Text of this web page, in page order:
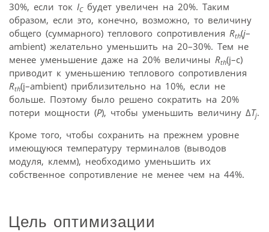
30%, если ток ICбудет увеличен на 20%. Таким
образом, если это, конечно, возможно, то величину
общего (суммарного) теплового сопротивления Rth(j–
ambient) желательно уменьшить на 20–30%. Тем не
менее уменьшение даже на 20% величины Rth(j–c)
приводит к уменьшению теплового сопротивления
Rth(j–ambient) приблизительно на 10%, если не
больше. Поэтому было решено сократить на 20%
потери мощности (P), чтобы уменьшить величину ΔTj.
Кроме того, чтобы сохранить на прежнем уровне
имеющуюся температуру терминалов (выводов
модуля, клемм), необходимо уменьшить их
собственное сопротивление не менее чем на 44%.
Цель оптимизации